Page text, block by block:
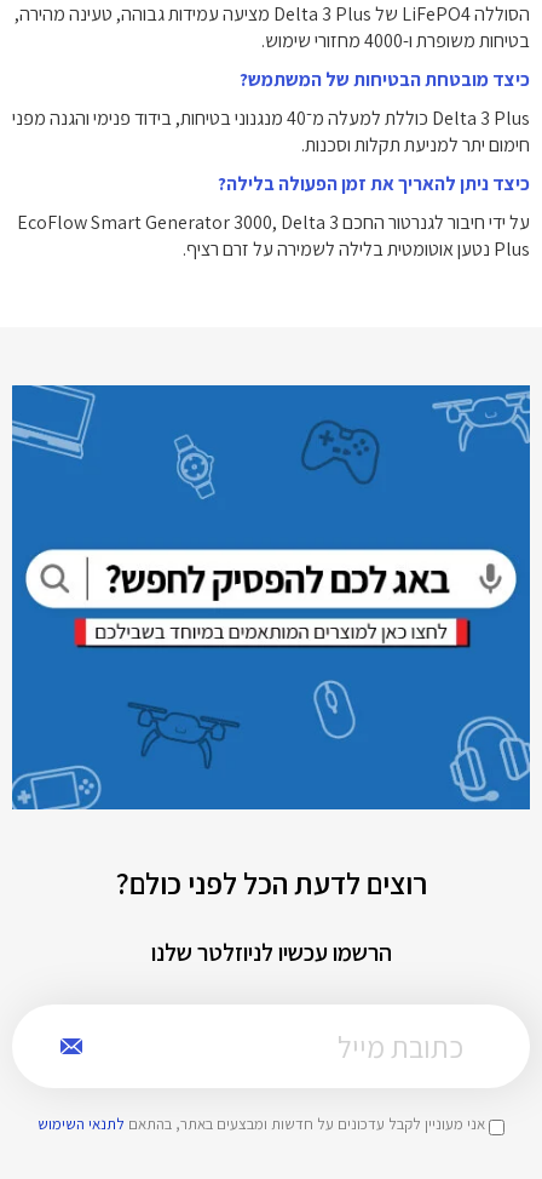
הסוללה LiFePO4 של Delta 3 Plus מציעה עמידות גבוהה, טעינה מהירה,
בטיחות משופרת ו-4000 מחזורי שימוש.
כיצד מובטחת הבטיחות של המשתמש?
Delta 3 Plus כוללת למעלה מ־40 מנגנוני בטיחות, בידוד פנימי והגנה מפני
חימום יתר למניעת תקלות וסכנות.
כיצד ניתן להאריך את זמן הפעולה בלילה?
על ידי חיבור לגנרטור החכם EcoFlow Smart Generator 3000, Delta 3
Plus נטען אוטומטית בלילה לשמירה על זרם רציף.
רוצים לדעת הכל לפני כולם?
הרשמו עכשיו לניוזלטר שלנו
אני מעוניין לקבל עדכונים על חדשות ומבצעים באתר, בהתאם לתנאי השימוש